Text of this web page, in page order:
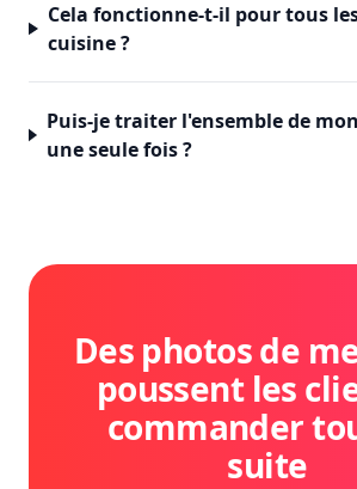
Cela fonctionne-t-il pour tous
cuisine ?
Puis-je traiter l'ensemble de
une seule fois ?
Des photos de
poussent les
commander
suite